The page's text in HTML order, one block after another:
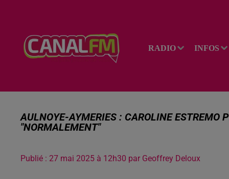
RADIO INFOS
AULNOYE-AYMERIES : CAROLINE ESTREMO
"NORMALEMENT"
Publié : 27 mai 2025 à 12h30 par Geoffrey Deloux